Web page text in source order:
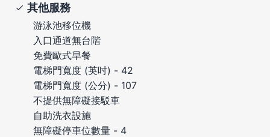
其他服務
游泳池移位機
入口通道無台階
免費歐式早餐
電梯門寬度 (英吋) - 42
電梯門寬度 (公分) - 107
不提供無障礙接駁車
自助洗衣設施
無障礙停車位數量 - 4